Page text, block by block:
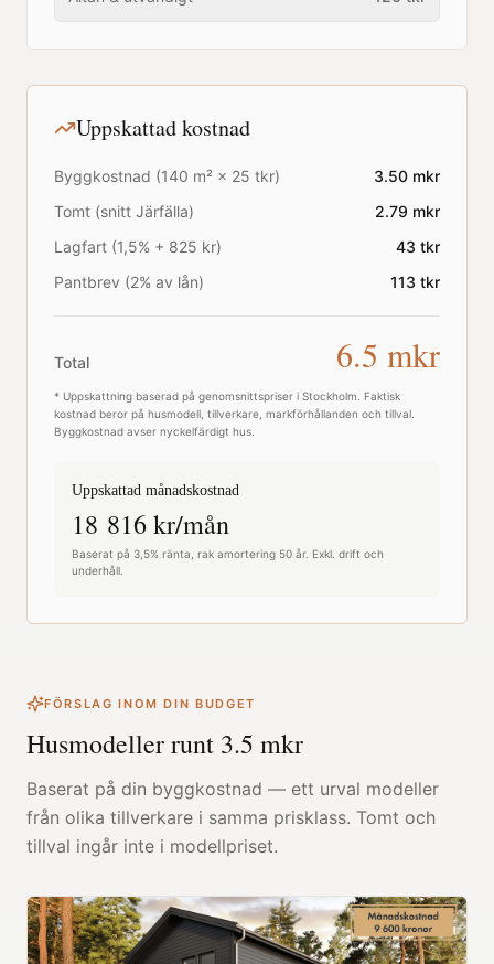
Uppskattad kostnad
Byggkostnad (140 m² × 25 tkr) 3.50 mkr
Tomt (snitt Järfälla) 2.79 mkr
Lagfart (1,5% + 825 kr)
43 tkr
Pantbrev (2% av lån)
113 tkr
Total 6.5 mkr
* Uppskattning baserad på genomsnittspriser i Stockholm . Faktisk
kostnad beror på husmodell, tillverkare, markförhållanden och tillval.
Byggkostnad avser nyckelfärdigt hus.
Uppskattad månadskostnad
18 816kr/mån
Baserat på 3,5% ränta, rak amortering 50 år. Exkl. drift och
underhåll.
FÖRSLAG INOM DIN BUDGET
Husmodeller runt 3.5 mkr
Baserat på din byggkostnad — ett urval modeller
från olika tillverkare i samma prisklass. Tomt och
tillval ingår inte i modellpriset.